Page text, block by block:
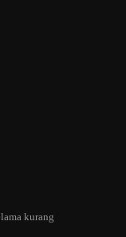
kurang